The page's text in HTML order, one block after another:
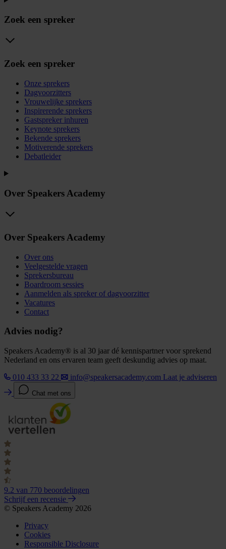
Zoek een spreker
Zoek een spreker
Onze sprekers
Dagvoorzitters
Vrouwelijke sprekers
Inspirerende sprekers
Gastspreker inhuren
Keynote sprekers
Bekende sprekers
Motiverende sprekers
Debatleider
Over Speakers Academy
Over Speakers Academy
Over ons
Veelgestelde vragen
Sprekersbureau
Boardroom sessies
Aanmelden als spreker of dagvoorzitter
Vacatures
Contact
Advies nodig?
Speakers Academy® is al 30 jaar dé kennispartner voor sprekend
Nederland en ons ervaren team geeft deskundig advies op maat.
010 433 33 22
info@speakersacademy.com Laat je adviseren
Chat met ons
9.2 van 770 beoordelingen
Schrijf een recensie
© Speakers Academy 2026
Privacy
Cookies
Responsible Disclosure